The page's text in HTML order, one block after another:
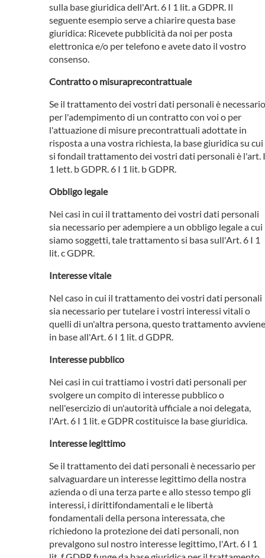
sulla base giuridica dell'Art. 6 I 1 lit. a GDPR. Il
seguente esempio serve a chiarire questa base
giuridica: Ricevete pubblicità da noi per posta
elettronica e/o per telefono e avete dato il vostro
consenso.
Contratto o misuraprecontrattuale
Se il trattamento dei vostri dati personali è necessario
per l'adempimento di un contratto con voi o per
l'attuazione di misure precontrattuali adottate in
risposta a una vostra richiesta, la base giuridica su cui
si fondail trattamento dei vostri dati personali è l'art. I
1 lett. b GDPR. 6 I 1 lit. b GDPR.
Obbligo legale
Nei casi in cui il trattamento dei vostri dati personali
sia necessario per adempiere a un obbligo legale a cui
siamo soggetti, tale trattamento si basa sull'Art. 6 I 1
lit. c GDPR.
Interesse vitale
Nel caso in cui il trattamento dei vostri dati personali
sia necessario per tutelare i vostri interessi vitali o
quelli di un'altra persona, questo trattamento avviene
in base all'Art. 6 I 1 lit. d GDPR.
Interesse pubblico
Nei casi in cui trattiamo i vostri dati personali per
svolgere un compito di interesse pubblico o
nell'esercizio di un'autorità ufficiale a noi delegata,
l'Art. 6 I 1 lit. e GDPR costituisce la base giuridica.
Interesse legittimo
Se il trattamento dei dati personali è necessario per
salvaguardare un interesse legittimo della nostra
azienda o di una terza parte e allo stesso tempo gli
interessi, i dirittifondamentali e le libertà
fondamentali della persona interessata, che
richiedono la protezione dei dati personali, non
prevalgono sul nostro interesse legittimo, l'Art. 6 I 1